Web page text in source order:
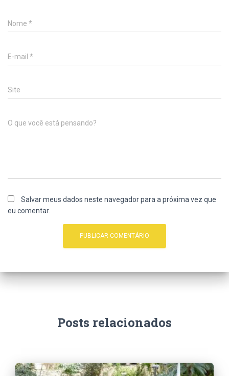
Nome *
E-mail *
Site
O que você está pensando?
Salvar meus dados neste navegador para a próxima vez que
eu comentar.
Posts relacionados